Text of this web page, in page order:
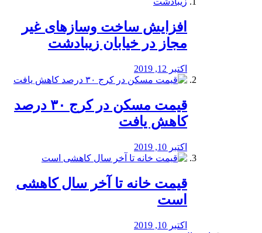
افزایش ساخت وسازهای غیر
مجاز در خیابان زیبادشت
اکتبر 12, 2019
️قیمت مسکن در کرج ۳۰ درصد
کاهش یافت
اکتبر 10, 2019
قیمت خانه تا آخر سال کاهشی
است
اکتبر 10, 2019